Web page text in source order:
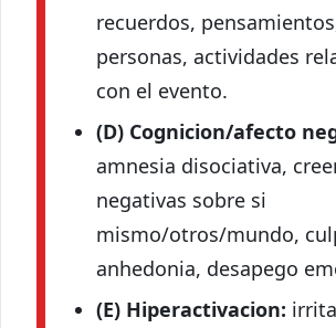
recuerdos,
personas, actividades
con el evento.
(D) Cognicion/afecto
amnesia disociativa,
negativas sobre si
mismo/otros/mundo,
anhedonia, desapego
(E) Hiperactivacion: